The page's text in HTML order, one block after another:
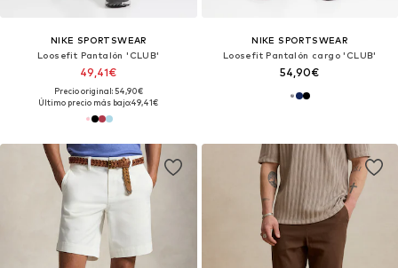
NIKE SPORTSWEAR
Loosefit Pantalón 'CLUB'
49,41€
Precio original: 54,90€
Último precio más bajo:49,41€
NIKE SPORTSWEAR
Loosefit Pantalón cargo 'CLUB'
54,90€